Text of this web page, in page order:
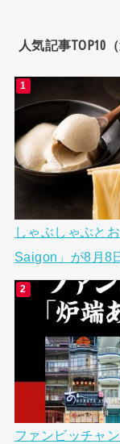
人気記事TOP10
しゃぶしゃぶと
Saigon」が8月8
ファンビッチャ